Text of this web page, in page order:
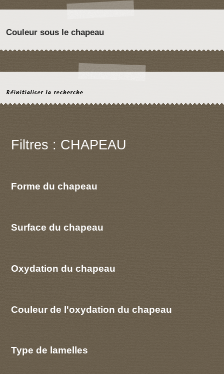
Couleur sous le chapeau
Réinitialiser la recherche
Filtres : CHAPEAU
Forme du chapeau
Surface du chapeau
Oxydation du chapeau
Couleur de l'oxydation du chapeau
Type de lamelles